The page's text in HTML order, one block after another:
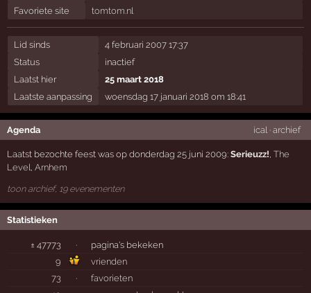
Favoriete site
tomtom.nl
Lid sinds
4 februari 2007 17:37
Status
inactief
Laatst hier
25 maart 2018
Laatste aanpassing
woensdag 17 januari 2018 om 18:41
Agenda ical· archief
Laatst bezochte feest was op donderdag 25 juni 2009:Serieuzz! ,The
Level ,Arnhem
toon archief, 19 evenementen
Statistieken
± 47773 ·
pagina's bekeken
9
vrienden
73
·
favorieten